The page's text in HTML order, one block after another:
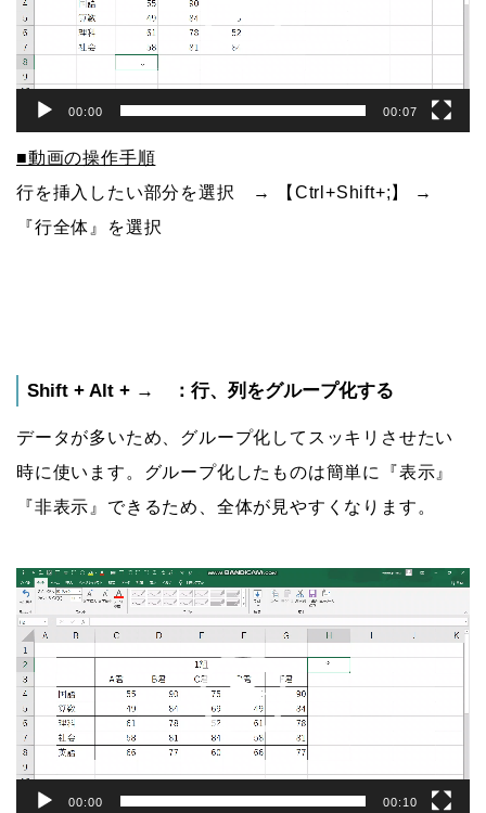
ー
00:00 00:07
■動画の操作手順
行を挿入したい部分を選択 → 【Ctrl+Shift+;】 →
『行全体』を選択
Shift + Alt + → ：行、列をグループ化する
データが多いため、グループ化してスッキリさせたい
時に使います。グループ化したものは簡単に『表示』
『非表示』できるため、全体が見やすくなります。
動
画
プ
レ
ー
ヤ
ー
00:00 00:10